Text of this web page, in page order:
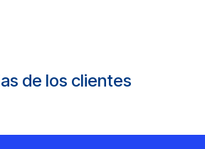
de los clientes